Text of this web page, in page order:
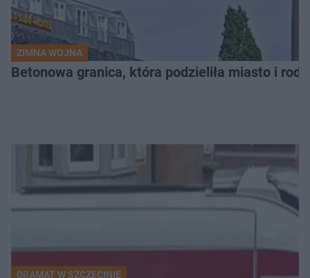
ZIMNA WOJNA
Betonowa granica, która podzieliła miasto i
DRAMAT W SZCZECINIE